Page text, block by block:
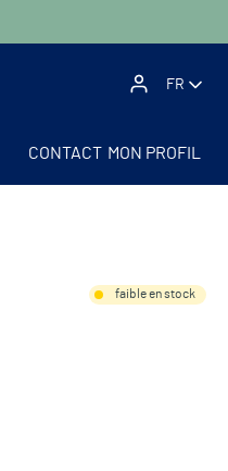
FR
CONTACT MON PROFIL
faible en stock